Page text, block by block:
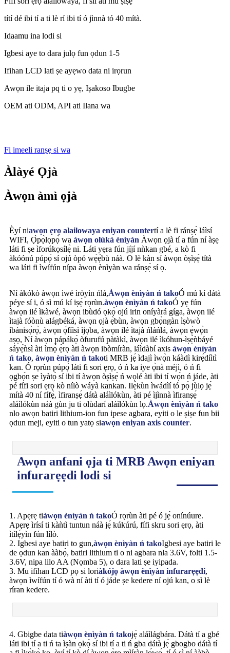
títí dé ibi tí a ti lè rí ibi tí ó jìnnà tó 40 mítà.
Idaamu ina lodi si
Igbesi aye to dara julọ fun ọdun 1-5
Ifihan LCD lati ṣe ayẹwo data ni irọrun
Awọn ile itaja pq ti o yẹ, Iṣakoso Ibugbe
OEM ati ODM, API ati Ilana wa
Fi imeeli ranṣẹ si wa
Àlàyé Ọjà
Àwọn àmì ọjà
Èyí niawọn ẹrọ alailowaya eniyan countertí a lè fi ránṣẹ́ láìsí
WIFI, Ọ̀pọ̀lọpọ̀ wa àwọn olùkà ènìyàn Àwọn ọjà tí a fún ní àṣẹ
láti fi ṣe ìforúkọsílẹ̀ ni. Láti yẹra fún jíjí nǹkan gbé, a kò fi
àkóónú púpọ̀ sí ojú òpó wẹ́ẹ̀bù náà. O lè kàn sí àwọn òṣìṣẹ́ títà
wa láti fi ìwífún nípa àwọn ènìyàn wa ránṣẹ́ sí ọ.
Ní àkókò àwọn ìwé ìròyìn ńlá,Àwọn ènìyàn ń takoÓ mú kí dátà
péye sí i, ó sì mú kí iṣẹ́ rọrùn.àwọn ènìyàn ń takoÓ yẹ fún
àwọn ilé ìkàwé, àwọn ibùdó ọkọ̀ ojú irin oníyàrá gíga, àwọn ilé
ìtajà fóònù alágbéká, àwọn ọjà ẹ̀bùn, àwọn gbọ̀ngàn ìṣòwò
ìbánisọ̀rọ̀, àwọn ọ́fíìsì ìjọba, àwọn ilé ìtajà ńláńlá, àwọn ẹ̀wọ̀n
aṣọ, Ní àwọn pápákọ̀ òfurufú pàtàkì, àwọn ilé ìkóhun-ìṣẹ̀ǹbáyé
sáyẹ́ǹsì àti ìmọ̀ ẹ̀rọ àti àwọn ibòmíràn, láìdàbí axis àwọn ènìyàn
ń tako, àwọn ènìyàn ń takoti MRB jẹ́ ìdajì ìwọ̀n káàdì kirẹ́díìtì
kan. Ó rọrùn púpọ̀ láti fi sori ẹrọ, ó ń ka iye ọ̀nà méjì, ó ń fi
ọgbọ́n ṣe ìyàtọ̀ sí ibi tí àwọn òṣìṣẹ́ ń wọlé àti ibi tí wọ́n ń jáde, àti
pé fífi sori ẹrọ kò nílò wáyà kankan. Ilẹ̀kùn ìwádìí tó pọ̀ jùlọ jẹ́
mítà 40 ní fífẹ̀, ìfiranṣẹ́ dátà aláìlókùn, àti pé ìjìnnà ìfiranṣẹ́
aláìlókùn náà gùn ju ti olùdarí aláìlókùn lọ.Àwọn ènìyàn ń tako
nlo awọn batiri lithium-ion fun ipese agbara, eyiti o le ṣiṣe fun bii
ọdun meji, eyiti o tun yatọ siawọn eniyan axis counter.
Awọn anfani ọja ti MRB Awọn eniyan
infurarẹẹdi lodi si
1. Apẹrẹ tiàwọn ènìyàn ń takoÓ rọrùn àti pé ó jẹ́ onínúure.
Apẹrẹ ìrísí ti kàǹtì tuntun náà jẹ́ kúkúrú, fífi skru sori ẹrọ, àti
ìtìlẹ́yìn fún lílò.
2. Igbesi aye batiri to gun,àwọn ènìyàn ń takoIgbesi aye batiri le
de ọdun kan ààbọ̀, batiri lithium ti o ni agbara nla 3.6V, folti 1.5-
3.6V, nipa lilo AA (Nọmba 5), ​​o dara lati ṣe iyipada.
3. Mu ifihan LCD pọ si loriàkójọ àwọn ènìyàn infurarẹẹdi,
àwọn ìwífún tí ó wà ní àti tí ó jáde ṣe kedere ní ojú kan, o sì lè
ríran kedere.
4. Gbigbe data tiàwọn ènìyàn ń takojẹ́ aláìlágbára. Dátà tí a gbé
láti ibi tí a ti ń ta ìṣàn ọkọ̀ sí ibi tí a ti ń gba dátà jẹ́ gbogbo dátà tí